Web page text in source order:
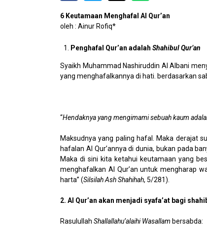
6 Keutamaan Menghafal Al Qur’an
oleh : Ainur Rofiq*
Penghafal Qur’an adalah Shahibul Qur’an
Syaikh Muhammad Nashiruddin Al Albani
yang menghafalkannya di hati. berdasarkan
“Hendaknya yang mengimami sebuah kaum
Maksudnya yang paling hafal. Maka derajat
hafalan Al Qur’annya di dunia, bukan pada
Maka di sini kita ketahui keutamaan yang
menghafalkan Al Qur’an untuk mengharap
harta” (Silsilah Ash Shahihah, 5/281).
2. Al Qur’an akan menjadi syafa’at bagi
Rasulullah Shallallahu’alaihi Wasallam bersabda: